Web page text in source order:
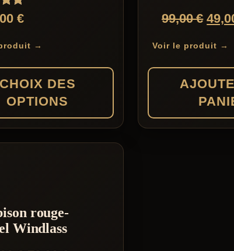
€
→
CHOIX DES
OPTIONS
99,00€ Le
initial
Voir le produit →
rouge-
Windlass